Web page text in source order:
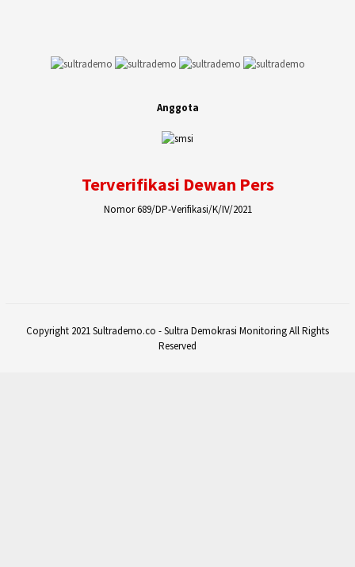
Anggota
Terverifikasi Dewan Pers
Nomor 689/DP-Verifikasi/K/IV/2021
Copyright 2021 Sultrademo.co - Sultra Demokrasi Monitoring All Rights
Reserved